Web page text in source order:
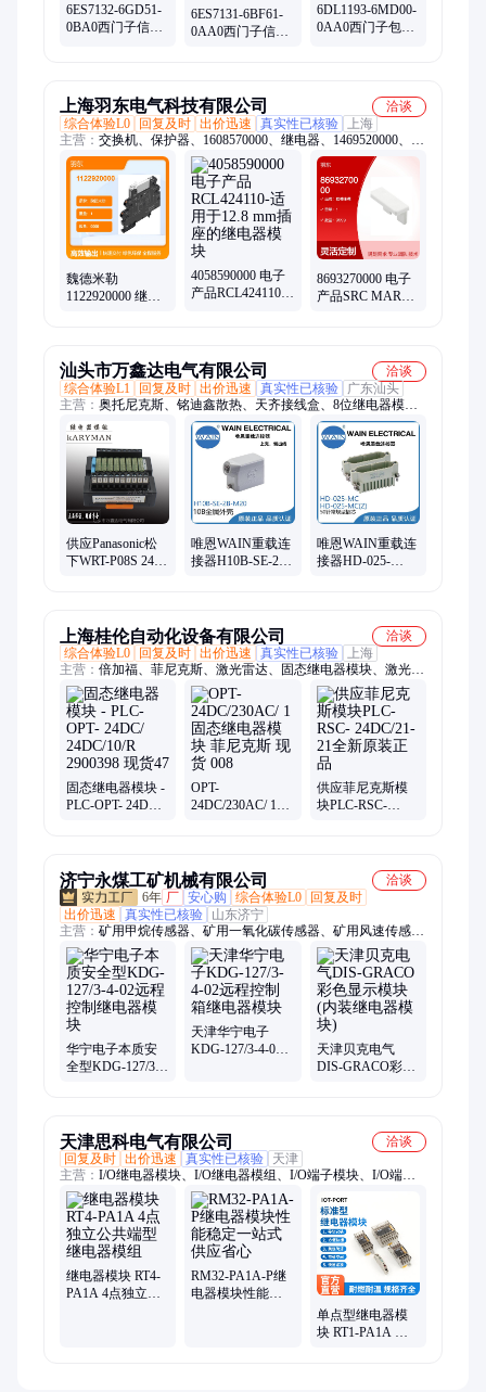
6ES7132-6GD51-
0BA0西门子信号
6ES7131-6BF61-
0AA0西门子信号
6DL1193-6MD00-
0AA0西门子包括
上海羽东电气科技有限公司
洽谈
综合体验L0
回复及时 出价迅速 真实性已核验
上海
主营： 交换机、保护器、1608570000、继电器、1469520000、
1632050000、1129340000、1124450000、1129450000、
2660200292、7760056067、epak-ci-co、1255770000、
1129470000、1124470000、1020000000、1775480000、
1478180000、1228970000、1020100000、1469550000、
1010000000、0383560000、1061200000、1228980000
魏德米勒
1122920000 继电
4058590000 电子
产品RCL424110-
8693270000 电子
产品SRC MARK -
汕头市万鑫达电气有限公司
洽谈
综合体验L1
回复及时 出价迅速 真实性已核验
广东汕头
主营： 奥托尼克斯、铭迪鑫散热、天齐接线盒、8位继电器模
块、机柜空调、散热风扇
供应Panasonic松
下WRT-P08S 24V
唯恩WAIN重载连
接器H10B-SE-2B-
唯恩WAIN重载连
接器HD-025-
上海桂伦自动化设备有限公司
洽谈
综合体验L0
回复及时 出价迅速 真实性已核验
上海
主营： 倍加福、菲尼克斯、激光雷达、固态继电器模块、激光扫
描仪
固态继电器模块 -
PLC-OPT- 24DC/
OPT-
24DC/230AC/ 1固
供应菲尼克斯模
块PLC-RSC-
济宁永煤工矿机械有限公司
洽谈
6年 厂 安心购 综合体验L0
回复及时
出价迅速
真实性已核验
山东济宁
主营： 矿用甲烷传感器、矿用一氧化碳传感器、矿用风速传感
器、02模块、矿用负压传感器、矿用二氧化碳传感器、矿用温度
传感器、矿用压力传感器、矿用粉尘传感器、煤矿用甲烷传感
器、煤矿用氧气传感器、煤矿用一氧化碳传感器、矿用双向风速
传感器、矿用二氧化氮传感器、矿用风速风向传感器、矿用红外
二氧化碳传感器、矿用风量传感器、矿用氧气传感器、矿用粉尘
浓度传感器、煤矿用瓦斯传感器、矿用风压传感器、矿用风差传
感器、矿用差压传感器、开停传感器、矿用温湿度传感器
华宁电子本质安
全型KDG-127/3-
天津华宁电子
KDG-127/3-4-02
天津贝克电气
DIS-GRACO彩色
天津思科电气有限公司
洽谈
回复及时 出价迅速 真实性已核验
天津
主营： I/O继电器模块、I/O继电器模组、I/O端子模块、I/O端子
模组
继电器模块 RT4-
PA1A 4点独立公
RM32-PA1A-P继
电器模块性能稳
单点型继电器模
块 RT1-PA1A 宽